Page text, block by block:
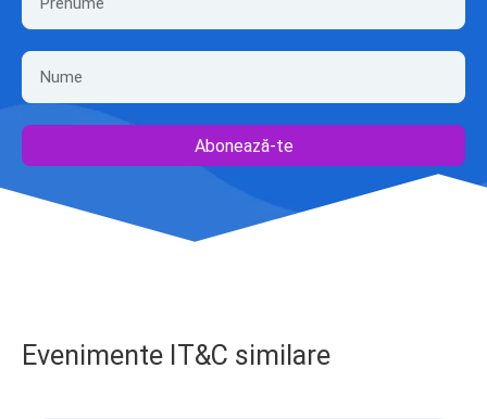
Abonează-te
Evenimente IT&C similare